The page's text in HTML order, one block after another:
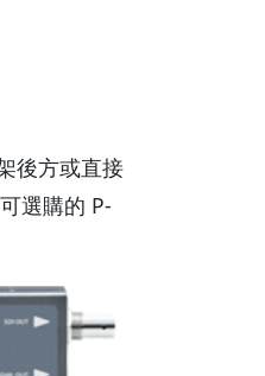
後方或直接
選購的 P-